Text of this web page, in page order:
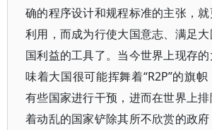
确的程序设计和规程标准的主张，
利用，而成为行使大国意志、满足
国利益的工具了。当今世界上现存
味着大国很可能挥舞着“R2P”的旗
有些国家进行干预，进而在世界上
着动乱的国家铲除其所不欣赏的政